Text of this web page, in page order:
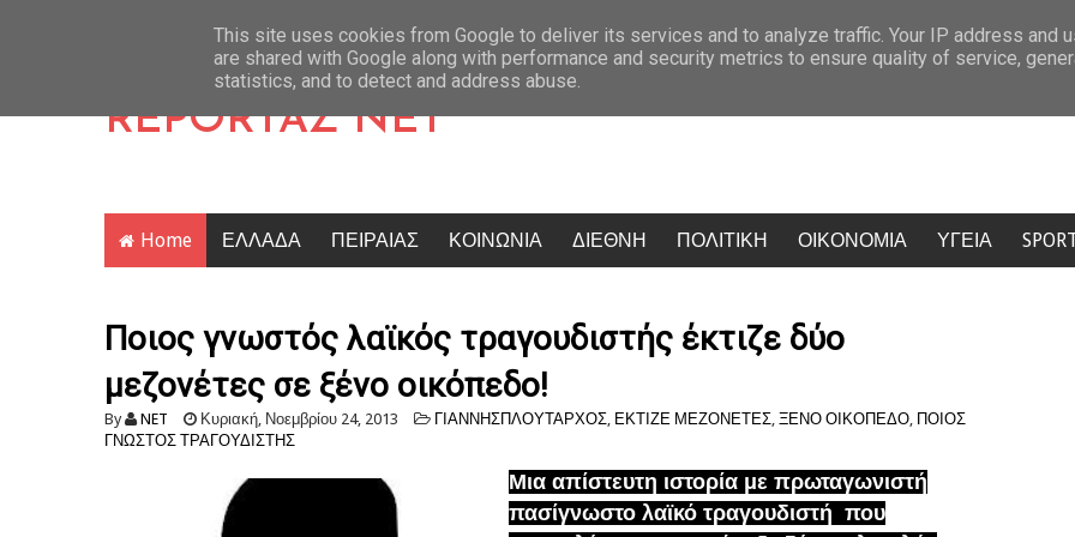
Latest News
δικαστική διαμάχη 63 εκατ. ευρώ με τον πρώην σύμβουλό της Η Μύκονος πήρε φωτιά: Κίντμαν, Σαλντάνα και Κέιτι Πέρι έκαναν την Ψαρρού να
παρενόχλησης σε βάρος 26χρονης τραγουδίστριας (ΒΙΝΤΕΟ)
REPORTAZ NET
Home ΕΛΛΑΔΑ ΠΕΙΡΑΙΑΣ ΚΟΙΝΩΝΙΑ ΔΙΕΘΝΗ ΠΟΛΙΤΙΚΗ ΟΙΚΟΝΟΜΙΑ ΥΓΕΙΑ
Ποιος γνωστός λαϊκός τραγουδιστής έκτιζε δύο
μεζονέτες σε ξένο οικόπεδο!
By NET Κυριακή, Νοεμβρίου 24, 2013 ΓΙΑΝΝΗΣΠΛΟΥΤΑΡΧΟΣ, ΕΚΤΙΖΕ ΜΕΖΟΝΕΤΕΣ, ΞΕΝΟ ΟΙΚΟΠΕΔΟ, ΠΟΙΟΣ
ΓΝΩΣΤΟΣ ΤΡΑΓΟΥΔΙΣΤΗΣ
Μια απίστευτη ιστορία με πρωταγωνιστή
πασίγνωστο λαϊκό τραγουδιστή που
This site uses cookies from Google to deliver its services and to analyze traffic. Your IP address and
are shared with Google along with performance and security metrics to ensure quality of service,
statistics, and to detect and address abuse.